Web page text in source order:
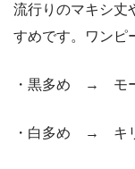
流行りのマキシ丈
すめです。ワンピ
・黒多め → モー
・白多め → キリ